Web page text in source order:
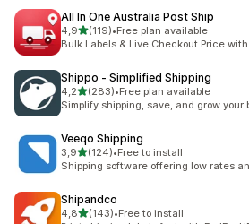
All In One Australia Post Ship
4,9z 5 hvězd
(119)
Celkový počet recenzí: 119
•Free plan available
Bulk Labels & Live Checkout Price
Shippo ‑ Simplified Shipping
4,2z 5 hvězd
(283)
Celkový počet recenzí: 283
•Free plan available
Simplify shipping, save, and grow your
Veeqo Shipping
3,9z 5 hvězd
(124)
Celkový počet recenzí: 124
•Free to install
Shipping software offering low rates
Shipandco
4,8z 5 hvězd
(143)
Celkový počet recenzí: 143
•Free to install